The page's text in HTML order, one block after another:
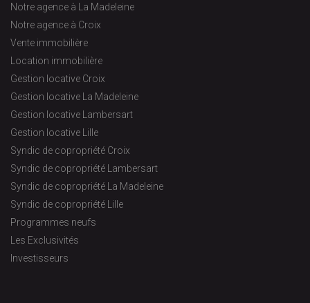
Notre agence à La Madeleine
Notre agence à Croix
Vente immobilière
Location immobilière
Gestion locative Croix
Gestion locative La Madeleine
Gestion locative Lambersart
Gestion locative Lille
Syndic de copropriété Croix
Syndic de copropriété Lambersart
Syndic de copropriété La Madeleine
Syndic de copropriété Lille
Programmes neufs
Les Exclusivités
Investisseurs